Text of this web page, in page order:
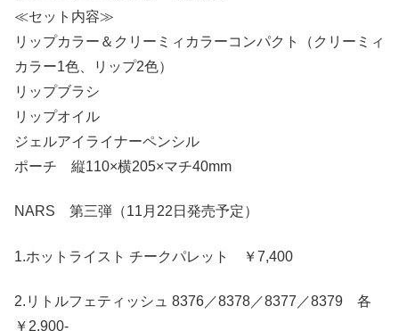
≪セット内容≫
リップカラー＆クリーミィカラーコンパクト（クリーミィ
カラー1色、リップ2色）
リップブラシ
リップオイル
ジェルアイライナーペンシル
ポーチ 縦110×横205×マチ40mm
NARS 第三弾（11月22日発売予定）
1.ホットライスト チークパレット ￥7,400
2.リトルフェティッシュ 8376／8378／8377／8379 各
￥2,900-